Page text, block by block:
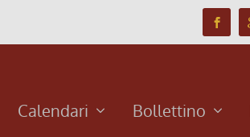
Calendari Bollettino